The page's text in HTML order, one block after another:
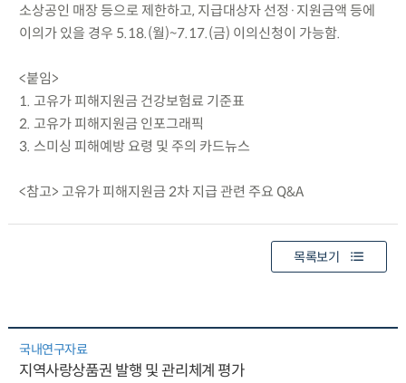
소상공인 매장 등으로 제한하고, 지급대상자 선정·지원금액 등에
이의가 있을 경우 5.18.(월)~7.17.(금) 이의신청이 가능함.
<붙임>
1. 고유가 피해지원금 건강보험료 기준표
2. 고유가 피해지원금 인포그래픽
3. 스미싱 피해예방 요령 및 주의 카드뉴스
<참고> 고유가 피해지원금 2차 지급 관련 주요 Q&A
목록보기
국내연구자료
지역사랑상품권 발행 및 관리체계 평가